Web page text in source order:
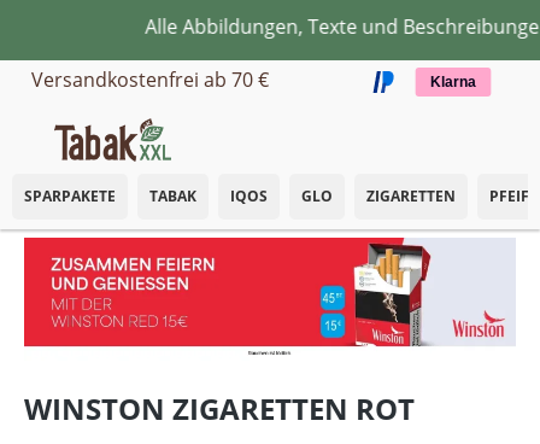
Zum Hauptinhalt springen
Alle Abbildungen, Texte und Beschreibungen
Versandkostenfrei ab 70 €
Klarna
SPARPAKETE TABAK IQOS GLO ZIGARETTEN
WINSTON ZIGARETTEN ROT